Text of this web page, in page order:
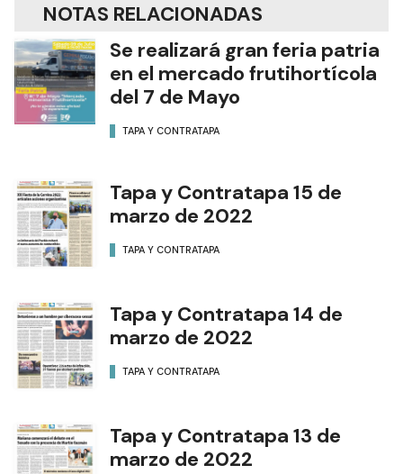
NOTAS RELACIONADAS
Se realizará gran feria patria
en el mercado frutihortícola
del 7 de Mayo
TAPA Y CONTRATAPA
Tapa y Contratapa 15 de
marzo de 2022
TAPA Y CONTRATAPA
Tapa y Contratapa 14 de
marzo de 2022
TAPA Y CONTRATAPA
Tapa y Contratapa 13 de
marzo de 2022